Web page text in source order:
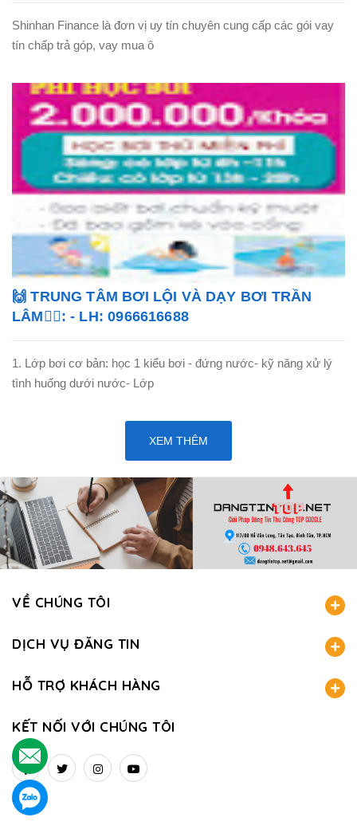
Shinhan Finance là đơn vị uy tín chuyên cung cấp các gói vay
tín chấp trả góp, vay mua ô
🙌 TRUNG TÂM BƠI LỘI VÀ DẠY BƠI TRẦN
LÂM🏊‍♂️: - LH: 0966616688
1. Lớp bơi cơ bản: học 1 kiểu bơi - đứng nước- kỹ năng xử lý
tình huống dưới nước- Lớp
XEM THÊM
VỀ CHÚNG TÔI
DỊCH VỤ ĐĂNG TIN
HỖ TRỢ KHÁCH HÀNG
KẾT NỐI VỚI CHÚNG TÔI
.
.